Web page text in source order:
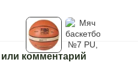
комментарий